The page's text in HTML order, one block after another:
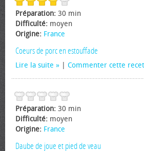
Préparation: 30 min
Difficulté: moyen
Origine: France
Coeurs de porc en estouffade
Lire la suite Commenter cette
Préparation: 30 min
Difficulté: moyen
Origine: France
Daube de joue et pied de veau